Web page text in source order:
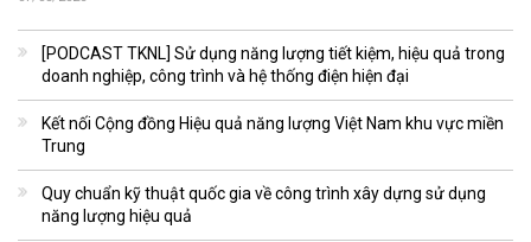
[PODCAST TKNL] Sử dụng năng lượng tiết kiệm, hiệu quả trong
doanh nghiệp, công trình và hệ thống điện hiện đại
Kết nối Cộng đồng Hiệu quả năng lượng Việt Nam khu vực miền
Trung
Quy chuẩn kỹ thuật quốc gia về công trình xây dựng sử dụng
năng lượng hiệu quả